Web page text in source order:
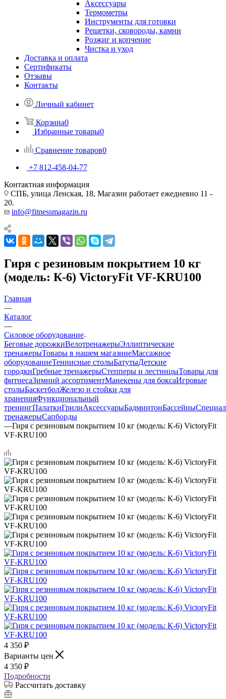
Аксессуары
Термометры
Инструменты для готовки
Решетки, сковороды, камни
Розжиг и копчение
Чистка и уход
Доставка и оплата
Сертификаты
Отзывы
Контакты
Личный кабинет
Корзина0
Избранные товары0
Сравнение товаров0
+7 812-458-04-77
Контактная информация
СПБ, улица Ленская, 18, Магазин работает ежедневно 11 -
20.
info@fitnessmagazin.ru
Гиря с резиновым покрытием 10 кг
(модель: К-6) VictoryFit VF-KRU100
Главная
—
Каталог
—
Силовое оборудование
Беговые дорожкиВелотренажерыЭллиптические
тренажерыТовары в нашем магазинеМассажное
оборудованиеТеннисные столыБатутыДетские
городкиГребные тренажерыСтепперы и лестницыТовары для
фитнесаЗимний ассортиментМанекены для боксаИгровые
столыБаскетболЖелезо и стойки для
храненияФункциональный
тренингПалаткиГрилиАксессуарыБадминтонБассейны
тренажерыСапборды
—Гиря с резиновым покрытием 10 кг (модель: К-6) VictoryFit
VF-KRU100
4 350 ₽
Варианты цен
4 350 ₽
Подробности
Рассчитать доставку